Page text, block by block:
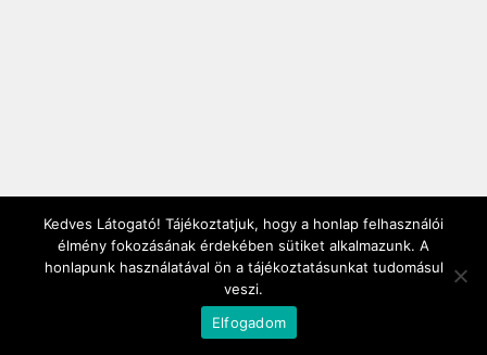
Kedves Látogató! Tájékoztatjuk, hogy a honlap felhasználói
élmény fokozásának érdekében sütiket alkalmazunk. A
honlapunk használatával ön a tájékoztatásunkat tudomásul
veszi.
Elfogadom